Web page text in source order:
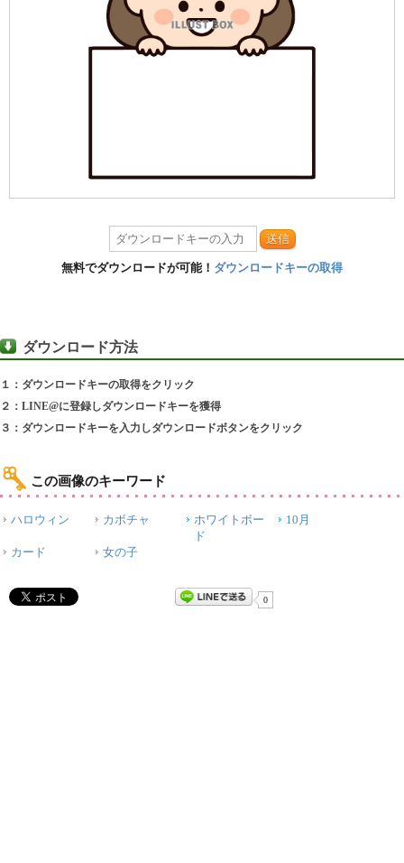
送信
無料でダウンロードが可能！ ダウンロードキーの取得
ダウンロード方法
１：ダウンロードキーの取得をクリック
２：LINE@に登録しダウンロードキーを獲得
３：ダウンロードキーを入力しダウンロードボタンをクリック
この画像のキーワード
ハロウィン カボチャ
ホワイトボー
ド
10月
カード 女の子
0